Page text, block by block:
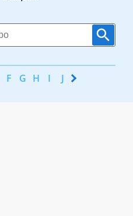
F G H I J K